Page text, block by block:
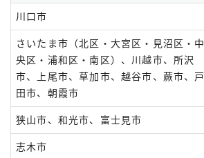
川口市
さいたま市（北区・大宮区・見沼区・中
央区・浦和区・南区）、川越市、所沢
市、上尾市、草加市、越谷市、蕨市、戸
田市、朝霞市
狭山市、和光市、富士見市
志木市